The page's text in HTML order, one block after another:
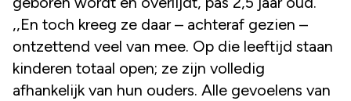
,,En toch kreeg ze daar – achteraf gezien –
ontzettend veel van mee. Op die leeftijd staan
kinderen totaal open; ze zijn volledig
afhankelijk van hun ouders. Alle gevoelens van